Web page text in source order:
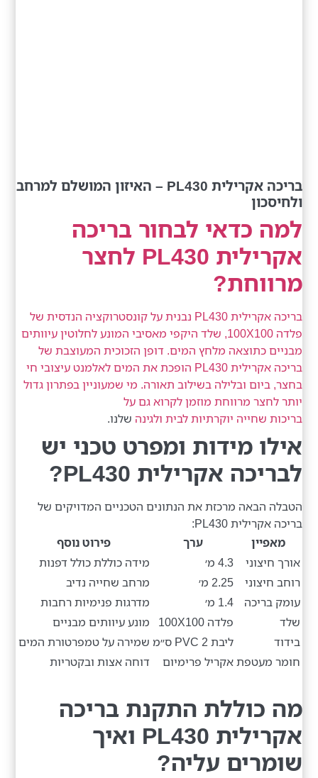
בריכה אקרילית PL430 – האיזון המושלם למרחב
ולחיסכון
למה כדאי לבחור בריכה
אקרילית PL430 לחצר
מרווחת?
בריכה אקרילית PL430 נבנית על קונסטרוקציה הנדסית של
פלדה 100X100, שלד היקפי מאסיבי המונע לחלוטין עיוותים
מבניים כתוצאה מלחץ המים. דופן הזכוכית המעוצבת של
בריכה אקרילית PL430 הופכת את המים לאלמנט עיצובי חי
בחצר, ביום ובלילה בשילוב תאורה. מי שמעוניין בפתרון גדול
יותר לחצר מרווחת מוזמן לקרוא גם על
בריכות שחייה יוקרתיות לבית ולגינה שלנו.
אילו מידות ומפרט טכני יש
לבריכה אקרילית PL430?
הטבלה הבאה מרכזת את הנתונים הטכניים המדויקים של
בריכה אקרילית PL430:
מאפיין
ערך
פירוט נוסף
אורך חיצוני
4.3 מ׳
מידה כוללת כולל דפנות
רוחב חיצוני
2.25 מ׳
מרחב שחייה נדיב
עומק בריכה
1.4 מ׳
מדרגות פנימיות רחבות
שלד
פלדה 100X100
מונע עיוותים מבניים
בידוד
ליבת PVC 2 ס״מ
שמירה על טמפרטורת המים
חומר מעטפתאקריל פרימיום דוחה אצות ובקטריות
מה כוללת התקנת בריכה
אקרילית PL430 ואיך
שומרים עליה?